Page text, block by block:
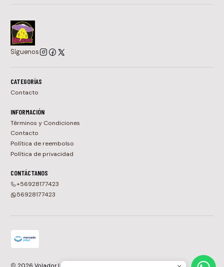
Síguenos
CATEGORÍAS
Contacto
INFORMACIÓN
Términos y Condiciones
Contacto
Política de reembolso
Política de privacidad
CONTÁCTANOS
+56928177423
56928177423
2026 Volador | Tienda de Vinilos, CDs y Cassettes en Chile.